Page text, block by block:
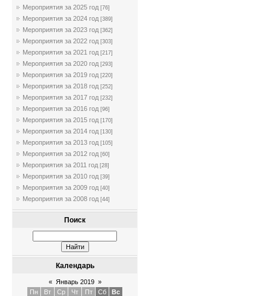
Мероприятия за 2025 год [76]
Мероприятия за 2024 год [389]
Мероприятия за 2023 год [362]
Мероприятия за 2022 год [303]
Мероприятия за 2021 год [217]
Мероприятия за 2020 год [293]
Мероприятия за 2019 год [220]
Мероприятия за 2018 год [252]
Мероприятия за 2017 год [232]
Мероприятия за 2016 год [96]
Мероприятия за 2015 год [170]
Мероприятия за 2014 год [130]
Мероприятия за 2013 год [105]
Мероприятия за 2012 год [60]
Мероприятия за 2011 год [28]
Мероприятия за 2010 год [39]
Мероприятия за 2009 год [40]
Мероприятия за 2008 год [44]
Поиск
Календарь
« Январь 2019 »
Пн
Вт Ср Чт Пт Сб
Вс